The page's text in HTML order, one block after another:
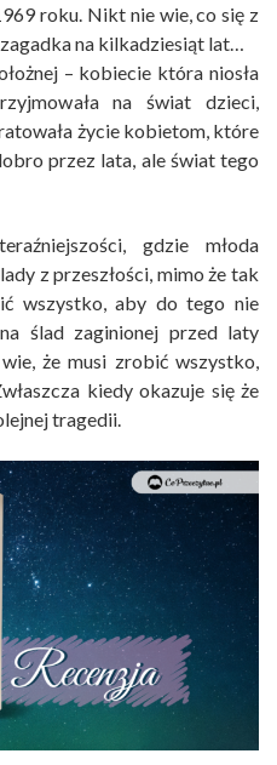
roku. Nikt nie wie, co się z
na kilkadziesiąt lat…
– kobiecie która niosła
na świat dzieci,
życie kobietom, które
przez lata, ale świat tego
gdzie młoda
z przeszłości, mimo że tak
wszystko, aby do tego nie
ślad zaginionej przed laty
że musi zrobić wszystko,
kiedy okazuje się że
tragedii.